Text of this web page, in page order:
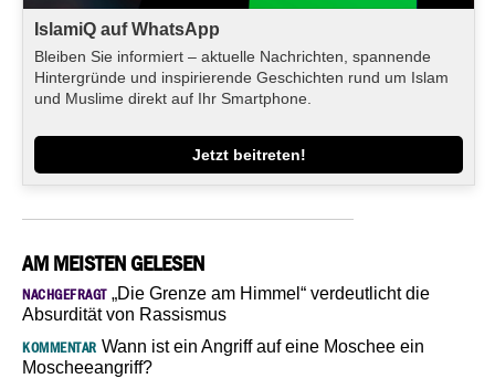
IslamiQ auf WhatsApp
Bleiben Sie informiert – aktuelle Nachrichten, spannende
Hintergründe und inspirierende Geschichten rund um Islam
und Muslime direkt auf Ihr Smartphone.
Jetzt beitreten!
AM MEISTEN GELESEN
NACHGEFRAGT„Die Grenze am Himmel“ verdeutlicht die
Absurdität von Rassismus
KOMMENTAR Wann ist ein Angriff auf eine Moschee ein
Moscheeangriff?